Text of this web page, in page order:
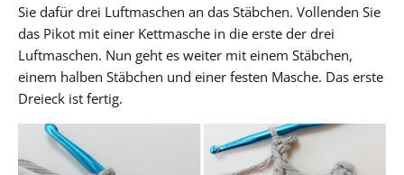
Sie dafür drei Luftmaschen an das Stäbchen. Vollenden Sie
das Pikot mit einer Kettmasche in die erste der drei
Luftmaschen. Nun geht es weiter mit einem Stäbchen,
einem halben Stäbchen und einer festen Masche. Das erste
Dreieck ist fertig.